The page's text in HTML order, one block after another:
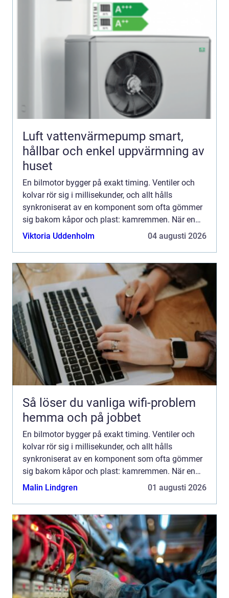
Luft vattenvärmepump smart,
hållbar och enkel uppvärmning av
huset
En bilmotor bygger på exakt timing. Ventiler och
kolvar rör sig i millisekunder, och allt hålls
synkroniserat av en komponent som ofta gömmer
sig bakom kåpor och plast: kamremmen. När en
kamrem går av stannar inte bara motorn den kan
Viktoria Uddenholm 04 augusti 2026
Så löser du vanliga wifi-problem
hemma och på jobbet
En bilmotor bygger på exakt timing. Ventiler och
kolvar rör sig i millisekunder, och allt hålls
synkroniserat av en komponent som ofta gömmer
sig bakom kåpor och plast: kamremmen. När en
kamrem går av stannar inte bara motorn den kan
Malin Lindgren 01 augusti 2026